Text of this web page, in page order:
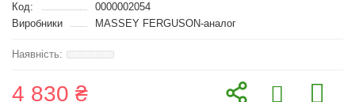
Код:
0000002054
Виробники
MASSEY FERGUSON-аналог
4 830 ₴